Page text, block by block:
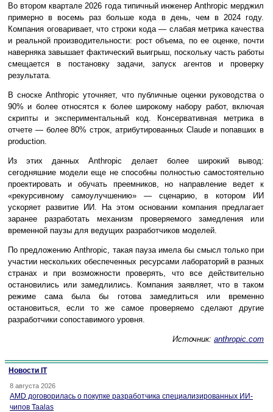
Во втором квартале 2026 года типичный инженер Anthropic мерджил
примерно в восемь раз больше кода в день, чем в 2024 году.
Компания оговаривает, что строки кода — слабая метрика качества
и реальной производительности: рост объема, по ее оценке, почти
наверняка завышает фактический выигрыш, поскольку часть работы
смещается в постановку задачи, запуск агентов и проверку
результата.
В сноске Anthropic уточняет, что публичные оценки руководства о
90% и более относятся к более широкому набору работ, включая
скрипты и экспериментальный код. Консервативная метрика в
отчете — более 80% строк, атрибутированных Claude и попавших в
production.
Из этих данных Anthropic делает более широкий вывод:
сегодняшние модели еще не способны полностью самостоятельно
проектировать и обучать преемников, но направление ведет к
«рекурсивному самоулучшению» — сценарию, в котором ИИ
ускоряет развитие ИИ. На этом основании компания предлагает
заранее разработать механизм проверяемого замедления или
временной паузы для ведущих разработчиков моделей.
По предложению Anthropic, такая пауза имела бы смысл только при
участии нескольких обеспеченных ресурсами лабораторий в разных
странах и при возможности проверять, что все действительно
остановились или замедлились. Компания заявляет, что в таком
режиме сама была бы готова замедлиться или временно
остановиться, если то же самое проверяемо сделают другие
разработчики сопоставимого уровня.
Источник: anthropic.com
Новости IT
8 августа 2026
AMD договорилась о покупке разработчика специализированных ИИ-
чипов Taalas